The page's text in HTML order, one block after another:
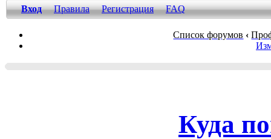
Вход Правила Регистрация FAQ
Список форумов ‹
Куда